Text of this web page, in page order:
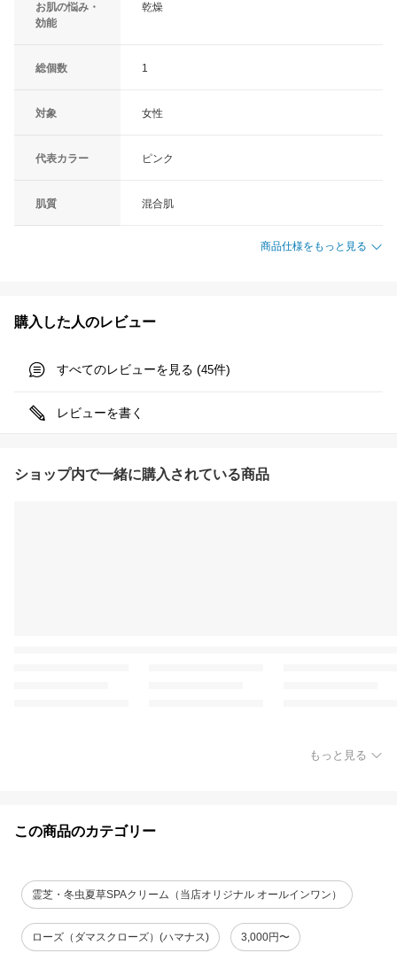
お肌の悩み・
効能
乾燥
総個数 1
対象 女性
代表カラー ピンク
肌質 混合肌
商品仕様をもっと見る
購入した人のレビュー
すべてのレビューを見る (45件)
レビューを書く
ショップ内で一緒に購入されている商品
もっと見る
この商品のカテゴリー
霊芝・冬虫夏草SPAクリーム（当店オリジナル オールインワン）
ローズ（ダマスクローズ）(ハマナス) 3,000円〜